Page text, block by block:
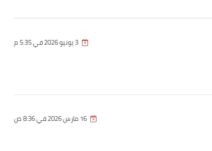
3 يونيو 2026 في 5:35 م
16 مارس 2026 في 8:36 ص